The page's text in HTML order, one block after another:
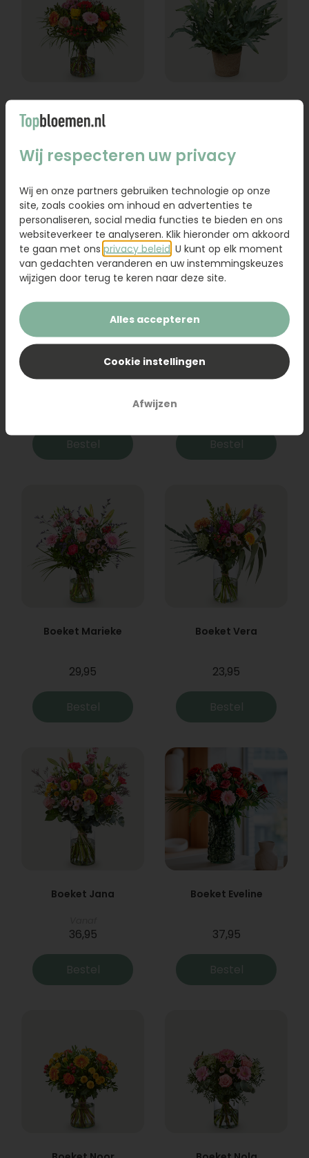
Boeket Raya
Bestel
Sanseveria
Bestel
Boeket Marieke
29,95
Bestel
Boeket Vera
23,95
Bestel
Boeket Jana
36,95
Bestel
Boeket Eveline
37,95
Bestel
Wij respecteren uw privacy
Wij en onze partners gebruiken technologie op onze
site, zoals cookies om inhoud en advertenties te
personaliseren, social media functies te bieden en ons
websiteverkeer te analyseren. Klik hieronder om akkoord
te gaan met ons privacy beleid . U kunt op elk moment
van gedachten veranderen en uw instemmingskeuzes
wijzigen door terug te keren naar deze site.
Alles accepteren
Cookie instellingen
Afwijzen